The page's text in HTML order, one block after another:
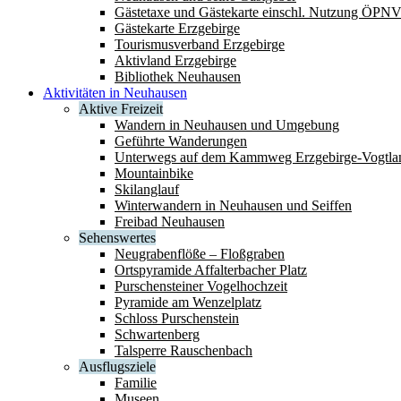
Gästetaxe und Gästekarte einschl. Nutzung ÖPNV
Gästekarte Erzgebirge
Tourismusverband Erzgebirge
Aktivland Erzgebirge
Bibliothek Neuhausen
Aktivitäten in Neuhausen
Aktive Freizeit
Wandern in Neuhausen und Umgebung
Geführte Wanderungen
Unterwegs auf dem Kammweg Erzgebirge-
Mountainbike
Skilanglauf
Winterwandern in Neuhausen und Seiffen
Freibad Neuhausen
Sehenswertes
Neugrabenflöße – Floßgraben
Ortspyramide Affalterbacher Platz
Purschensteiner Vogelhochzeit
Pyramide am Wenzelplatz
Schloss Purschenstein
Schwartenberg
Talsperre Rauschenbach
Ausflugsziele
Familie